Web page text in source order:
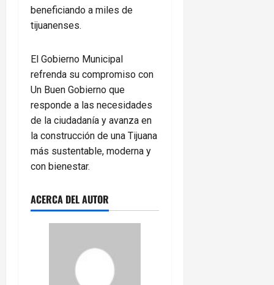
beneficiando a miles de
tijuanenses.
El Gobierno Municipal
refrenda su compromiso con
Un Buen Gobierno que
responde a las necesidades
de la ciudadanía y avanza en
la construcción de una Tijuana
más sustentable, moderna y
con bienestar.
ACERCA DEL AUTOR